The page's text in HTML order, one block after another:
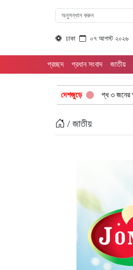
ঢাকা ০৭ আগস্ট ২০২৬
প্রচ্ছদ প্রধান সংবাদ জাতীয়
দেশজুড়ে
অগ্নিকাণ্ড: দগ্ধ ৩ জনের অবস্থা আশঙ্কাজনক
/ জাতীয়